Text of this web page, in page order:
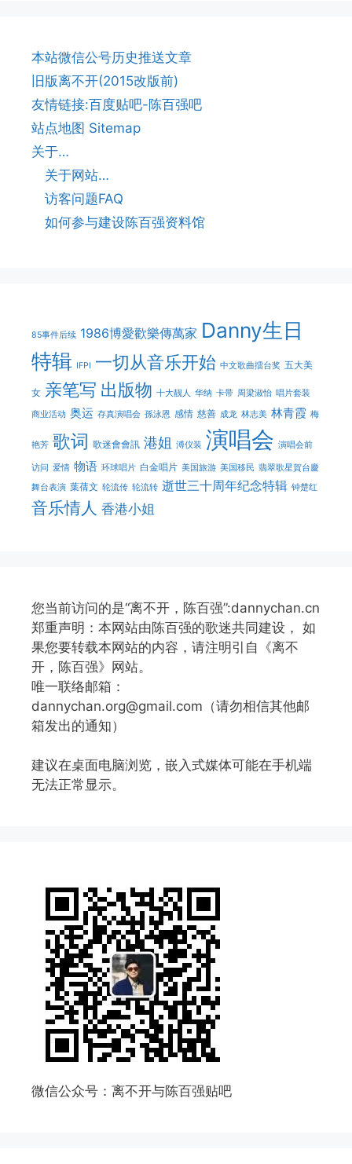
本站微信公号历史推送文章
旧版离不开(2015改版前)
友情链接:百度贴吧-陈百强吧
站点地图 Sitemap
关于…
关于网站…
访客问题FAQ
如何参与建设陈百强资料馆
85事件后续 1986博愛歡樂傳萬家 Danny生日
特辑 IFPI 一切从音乐开始 中文歌曲擂台奖 五大美
女 亲笔写 出版物 十大靓人 华纳 卡带 周梁淑怡 唱片套装
商业活动 奥运 存真演唱会 孫泳恩 感情 慈善 成龙 林志美 林青霞 梅
艳芳 歌词 歌迷會會訊 港姐 溥仪装 演唱会 演唱会前
访问 爱情 物语 环球唱片 白金唱片 美国旅游 美国移民 翡翠歌星賀台慶
舞台表演 葉蒨文 轮流传 轮流转 逝世三十周年纪念特辑 钟楚红
音乐情人 香港小姐
您当前访问的是“离不开，陈百强”:dannychan.cn
郑重声明：本网站由陈百强的歌迷共同建设， 如
果您要转载本网站的内容，请注明引自《离不
开，陈百强》网站。
唯一联络邮箱：
dannychan.org@gmail.com（请勿相信其他邮
箱发出的通知）
建议在桌面电脑浏览，嵌入式媒体可能在手机端
无法正常显示。
微信公众号：离不开与陈百强贴吧